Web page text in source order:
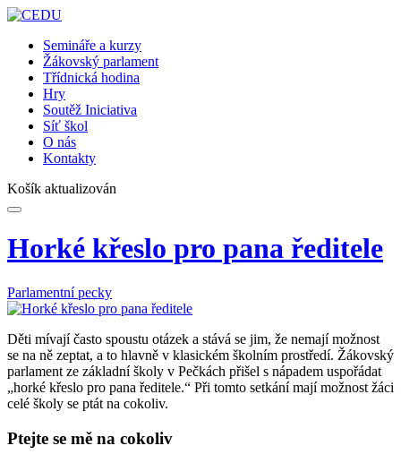
Semináře a kurzy
Žákovský parlament
Třídnická hodina
Hry
Soutěž Iniciativa
Síť škol
O nás
Kontakty
Košík aktualizován
Horké křeslo pro pana ředitele
Parlamentní pecky
Děti mívají často spoustu otázek a stává se jim, že nemají možnost
se na ně zeptat, a to hlavně v klasickém školním prostředí. Žákovský
parlament ze základní školy v Pečkách přišel s nápadem uspořádat
„horké křeslo pro pana ředitele.“ Při tomto setkání mají možnost žáci
celé školy se ptát na cokoliv.
Ptejte se mě na cokoliv